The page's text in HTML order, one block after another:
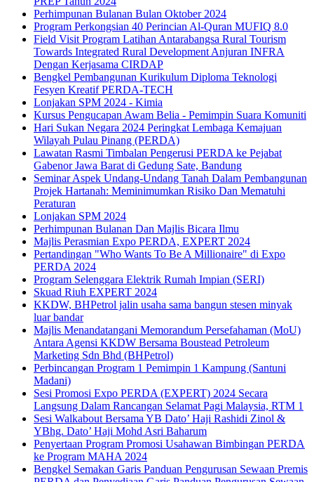
Perhimpunan Bulanan Bulan Oktober 2024
Program Perkongsian 40 Perincian Al-Quran MUFIQ 8.0
Field Visit Program Latihan Antarabangsa Rural Tourism
Towards Integrated Rural Development Anjuran INFRA
Dengan Kerjasama CIRDAP
Bengkel Pembangunan Kurikulum Diploma Teknologi
Fesyen Kreatif PERDA-TECH
Lonjakan SPM 2024 - Kimia
Kursus Pengucapan Awam Belia - Pemimpin Suara Komuniti
Hari Sukan Negara 2024 Peringkat Lembaga Kemajuan
Wilayah Pulau Pinang (PERDA)
Lawatan Rasmi Timbalan Pengerusi PERDA ke Pejabat
Gabenor Jawa Barat di Gedung Sate, Bandung
Seminar Aspek Undang-Undang Tanah Dalam Pembangunan
Projek Hartanah: Meminimumkan Risiko Dan Mematuhi
Peraturan
Lonjakan SPM 2024
Perhimpunan Bulanan Dan Majlis Bicara Ilmu
Majlis Perasmian Expo PERDA, EXPERT 2024
Pertandingan "Who Wants To Be A Millionaire" di Expo
PERDA 2024
Program Selenggara Elektrik Rumah Impian (SERI)
Skuad Riuh EXPERT 2024
KKDW, BHPetrol jalin usaha sama bangun stesen minyak
luar bandar
Majlis Menandatangani Memorandum Persefahaman (MoU)
Antara Agensi KKDW Bersama Boustead Petroleum
Marketing Sdn Bhd (BHPetrol)
Perbincangan Program 1 Pemimpin 1 Kampung (Santuni
Madani)
Sesi Promosi Expo PERDA (EXPERT) 2024 Secara
Langsung Dalam Rancangan Selamat Pagi Malaysia, RTM 1
Sesi Walkabout Bersama YB Dato’ Haji Rashidi Zinol &
YBhg. Dato’ Haji Mohd Asri Baharum
Penyertaan Program Promosi Usahawan Bimbingan PERDA
ke Program MAHA 2024
Bengkel Semakan Garis Panduan Pengurusan Sewaan Premis